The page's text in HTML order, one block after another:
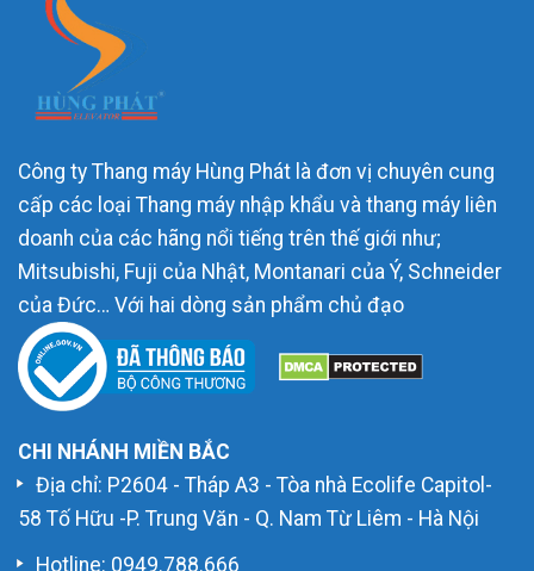
Công ty Thang máy Hùng Phát là đơn vị chuyên cung
cấp các loại Thang máy nhập khẩu và thang máy liên
doanh của các hãng nổi tiếng trên thế giới như;
Mitsubishi, Fuji của Nhật, Montanari của Ý, Schneider
của Đức… Với hai dòng sản phẩm chủ đạo
CHI NHÁNH MIỀN BẮC
Địa chỉ: P2604 - Tháp A3 - Tòa nhà Ecolife Capitol-
58 Tố Hữu -P. Trung Văn - Q. Nam Từ Liêm - Hà Nội
Hotline: 0949.788.666